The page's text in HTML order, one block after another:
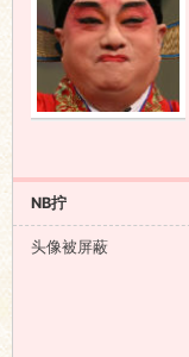
NB拧
头像被屏蔽